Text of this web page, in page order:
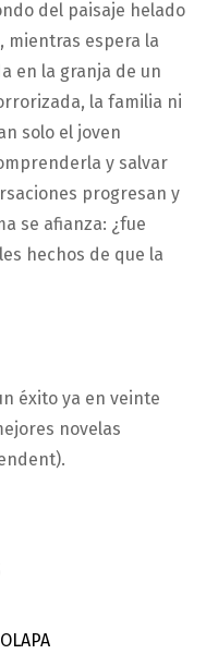
del paisaje helado
mientras espera la
en la granja de un
la familia ni
solo el joven
y salvar
progresan y
se afianza: ¿fue
hechos de que la
éxito ya en veinte
novelas